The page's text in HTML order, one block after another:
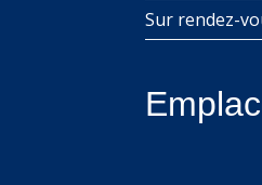
Sur rendez-